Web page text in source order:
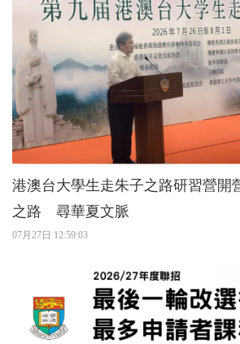
港澳台大學生走朱子之路研習營
之路 尋華夏文脈
07月27日 12:59:03